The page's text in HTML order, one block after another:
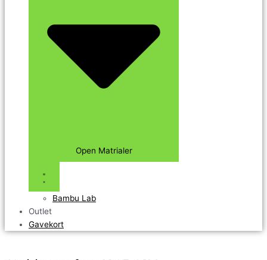
Open Matrialer
Bambu Lab
Outlet
Gavekort